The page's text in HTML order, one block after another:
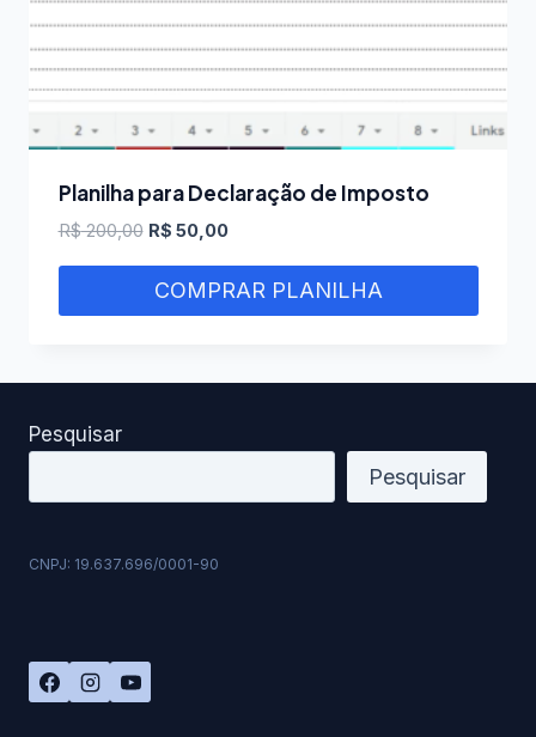
Planilha para Declaração de Imposto
R$200,00 O
original
era:
R$ 50,00O
atual
é:
COMPRAR PLANILHA
Pesquisar
Pesquisar
CNPJ: 19.637.696/0001-90